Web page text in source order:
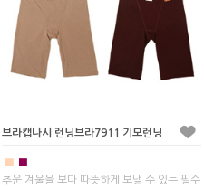
브라캡나시 런닝브라7911 기모런닝
■
추운 겨울을 보다 따뜻하게 보낼 수 있는 필수